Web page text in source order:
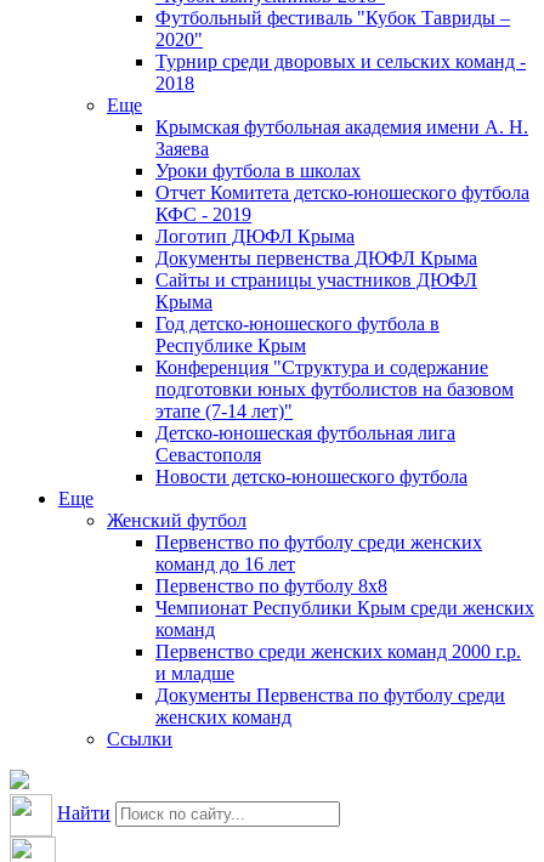
Футбольный фестиваль "Кубок Тавриды –
2020"
Турнир среди дворовых и сельских команд -
2018
Еще
Крымская футбольная академия имени А. Н.
Заяева
Уроки футбола в школах
Отчет Комитета детско-юношеского футбола
КФС - 2019
Логотип ДЮФЛ Крыма
Документы первенства ДЮФЛ Крыма
Сайты и страницы участников ДЮФЛ
Крыма
Год детско-юношеского футбола в
Республике Крым
Конференция "Структура и содержание
подготовки юных футболистов на базовом
этапе (7-14 лет)"
Детско-юношеская футбольная лига
Севастополя
Новости детско-юношеского футбола
Еще
Женский футбол
Первенство по футболу среди женских
команд до 16 лет
Первенство по футболу 8х8
Чемпионат Республики Крым среди женских
команд
Первенство среди женских команд 2000 г.р.
и младше
Документы Первенства по футболу среди
женских команд
Ссылки
Найти